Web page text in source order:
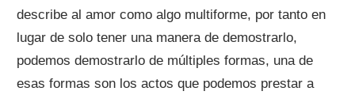
describe al amor como algo multiforme, por tanto en
lugar de solo tener una manera de demostrarlo,
podemos demostrarlo de múltiples formas, una de
esas formas son los actos que podemos prestar a